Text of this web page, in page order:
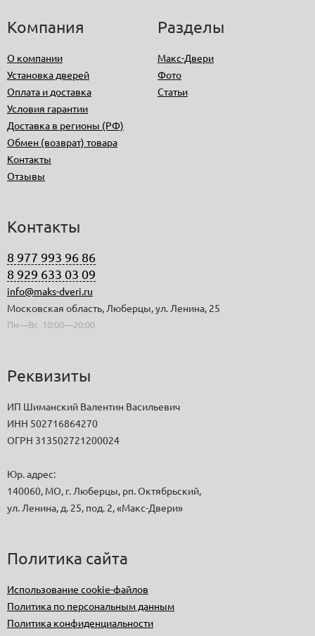
Компания
О компании
Установка дверей
Оплата и доставка
Условия гарантии
Доставка в регионы (РФ)
Обмен (возврат) товара
Контакты
Отзывы
Разделы
Макс-Двери
Фото
Статьи
Контакты
8 977 993 96 86
8 929 633 03 09
info@maks-dveri.ru
Московская область, Люберцы, ул. Ленина, 25
Пн—Вс 10:00—20:00
Реквизиты
ИП Шиманский Валентин Васильевич
ИНН 502716864270
ОГРН 313502721200024
Юр. адрес:
140060, МО, г. Люберцы, рп. Октябрьский,
ул. Ленина, д. 25, под. 2, «Макс-Двери»
Политика сайта
Использование cookie-файлов
Политика по персональным данным
Политика конфиденциальности